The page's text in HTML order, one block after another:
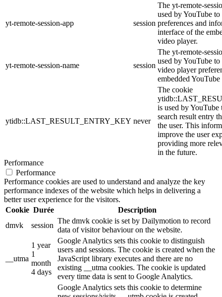
yt-remote-session-app session
The yt-remote-
used by YouTube to
preferences and
interface of the
video player.
yt-remote-session-name session
The yt-remote-
used by YouTube to
video player
embedded
ytidb::LAST_RESULT_ENTRY_KEY never
The cookie
is used by YouTube
search result entry
the user. This
improve the user
providing more
in the future.
Performance
Performance
Performance cookies are used to understand and analyze the key
performance indexes of the website which helps in delivering a
better user experience for the visitors.
Cookie Durée
Description
dmvk
session
The dmvk cookie is set by Dailymotion to record
data of visitor behaviour on the website.
__utma
1 year
1
month
4 days
Google Analytics sets this cookie to distinguish
users and sessions. The cookie is created when the
JavaScript library executes and there are no
existing __utma cookies. The cookie is updated
every time data is sent to Google Analytics.
Google Analytics sets this cookie to determine